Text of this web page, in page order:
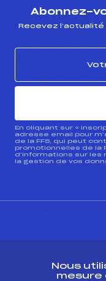
Abonnez-
Recevez l’actualité
En cliquant sur «
adresse email pour
de la FFS, qui peut
promotionnelles de la
d’informations sur
la gestion de vos
ESPACE PRESSE
Nous
mesure